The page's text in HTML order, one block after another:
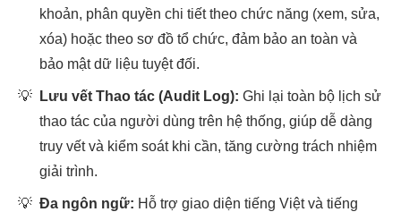
khoản, phân quyền chi tiết theo chức năng (xem, sửa,
xóa) hoặc theo sơ đồ tổ chức, đảm bảo an toàn và
bảo mật dữ liệu tuyệt đối.
💡 Lưu vết Thao tác (Audit Log): Ghi lại toàn bộ lịch sử
thao tác của người dùng trên hệ thống, giúp dễ dàng
truy vết và kiểm soát khi cần, tăng cường trách nhiệm
giải trình.
💡 Đa ngôn ngữ: Hỗ trợ giao diện tiếng Việt và tiếng